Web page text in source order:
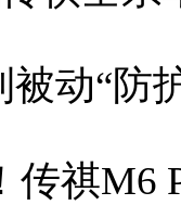
被动“防
传祺M6